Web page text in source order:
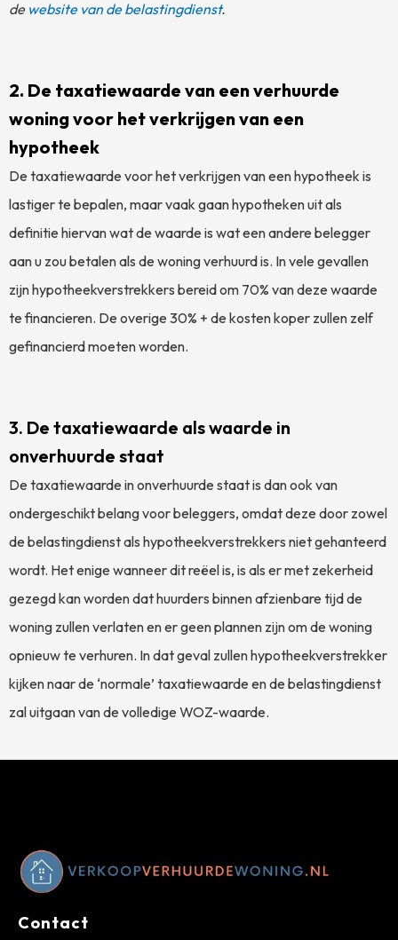
de website van de belastingdienst.
2. De taxatiewaarde van een verhuurde
woning voor het verkrijgen van een
hypotheek
De taxatiewaarde voor het verkrijgen van een hypotheek is
lastiger te bepalen, maar vaak gaan hypotheken uit als
definitie hiervan wat de waarde is wat een andere belegger
aan u zou betalen als de woning verhuurd is. In vele gevallen
zijn hypotheekverstrekkers bereid om 70% van deze waarde
te financieren. De overige 30% + de kosten koper zullen zelf
gefinancierd moeten worden.
3. De taxatiewaarde als waarde in
onverhuurde staat
De taxatiewaarde in onverhuurde staat is dan ook van
ondergeschikt belang voor beleggers, omdat deze door zowel
de belastingdienst als hypotheekverstrekkers niet gehanteerd
wordt. Het enige wanneer dit reëel is, is als er met zekerheid
gezegd kan worden dat huurders binnen afzienbare tijd de
woning zullen verlaten en er geen plannen zijn om de woning
opnieuw te verhuren. In dat geval zullen hypotheekverstrekker
kijken naar de ‘normale’ taxatiewaarde en de belastingdienst
zal uitgaan van de volledige WOZ-waarde.
Contact